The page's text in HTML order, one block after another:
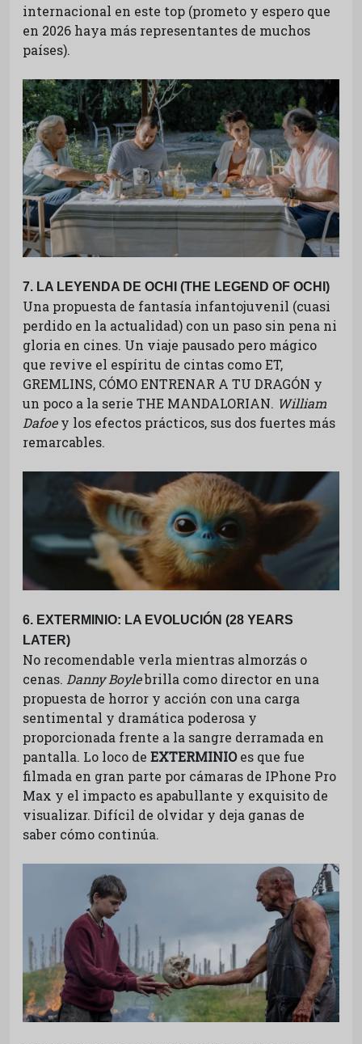
internacional en este top (prometo y espero que
en 2026 haya más representantes de muchos
países).
7. LA LEYENDA DE OCHI (THE LEGEND OF OCHI)
Una propuesta de fantasía infantojuvenil (cuasi
perdido en la actualidad) con un paso sin pena ni
gloria en cines. Un viaje pausado pero mágico
que revive el espíritu de cintas como ET,
GREMLINS, CÓMO ENTRENAR A TU DRAGÓN y
un poco a la serie THE MANDALORIAN. William
Dafoey los efectos prácticos, sus dos fuertes más
remarcables.
6. EXTERMINIO: LA EVOLUCIÓN (28 YEARS
LATER)
No recomendable verla mientras almorzás o
cenas. Danny Boylebrilla como director en una
propuesta de horror y acción con una carga
sentimental y dramática poderosa y
proporcionada frente a la sangre derramada en
pantalla. Lo loco de EXTERMINIOes que fue
filmada en gran parte por cámaras de IPhone Pro
Max y el impacto es apabullante y exquisito de
visualizar. Difícil de olvidar y deja ganas de
saber cómo continúa.